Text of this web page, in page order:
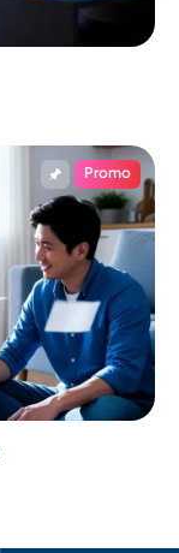
Promo